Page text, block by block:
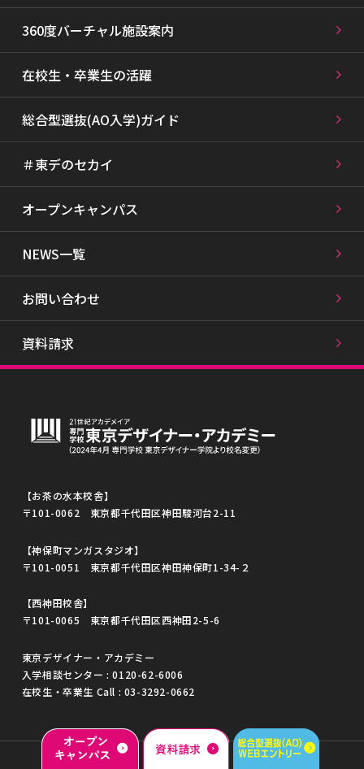
360度バーチャル施設案内
在校生・卒業生の活躍
総合型選抜(AO入学)ガイド
＃東デのセカイ
オープンキャンパス
NEWS一覧
お問い合わせ
資料請求
【お茶の水本校舎】
〒101-0062 東京都千代田区神田駿河台2-11
【神保町マンガスタジオ】
〒101-0051 東京都千代田区神田神保町1-34-２
【西神田校舎】
〒101-0065 東京都千代田区西神田2-5-6
東京デザイナー・アカデミー
入学相談センター :0120-62-6006
在校生・卒業生 Call : 03-3292-0662